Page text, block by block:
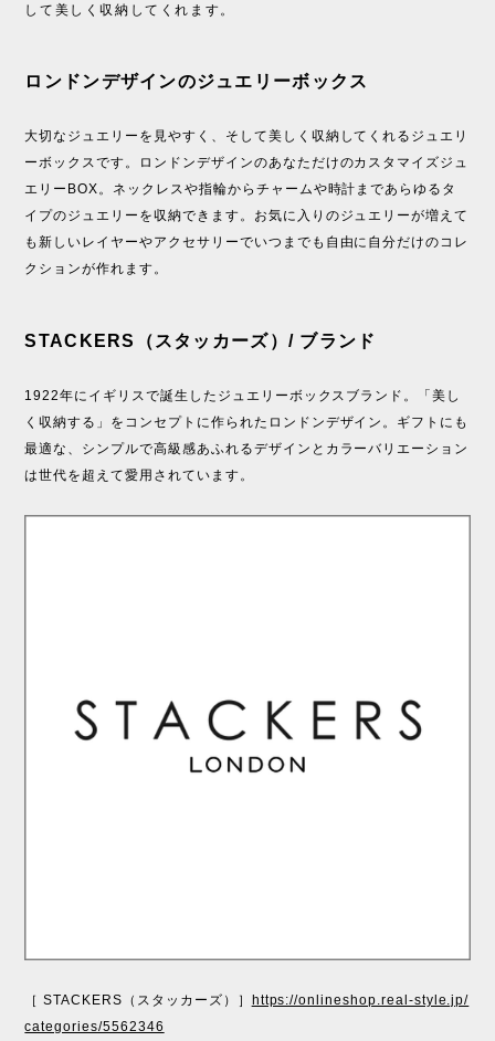
して美しく収納してくれます。
ロンドンデザインのジュエリーボックス
大切なジュエリーを見やすく、そして美しく収納してくれるジュエリ
ーボックスです。ロンドンデザインのあなただけのカスタマイズジュ
エリーBOX。ネックレスや指輪からチャームや時計まであらゆるタ
イプのジュエリーを収納できます。お気に入りのジュエリーが増えて
も新しいレイヤーやアクセサリーでいつまでも自由に自分だけのコレ
クションが作れます。
STACKERS（スタッカーズ）/ ブランド
1922年にイギリスで誕生したジュエリーボックスブランド。「美し
く収納する」をコンセプトに作られたロンドンデザイン。ギフトにも
最適な、シンプルで高級感あふれるデザインとカラーバリエーション
は世代を超えて愛用されています。
［ STACKERS（スタッカーズ）］
https://onlineshop.real-style.jp/
categories/5562346